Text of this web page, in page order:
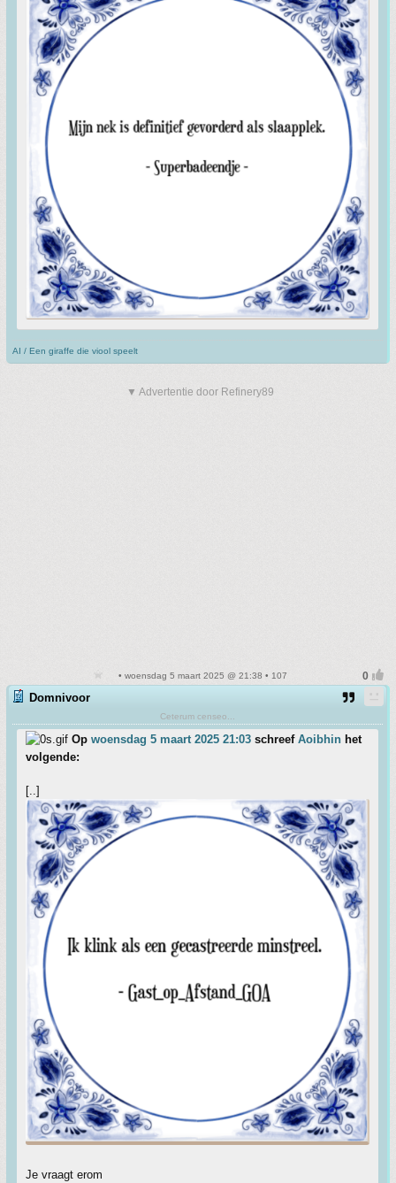
AI / Een giraffe die viool speelt
▼ Advertentie door Refinery89
• woensdag 5 maart 2025 @ 21:38 • 107
Domnivoor
Ceterum censeo...
Op woensdag 5 maart 2025 21:03 schreef Aoibhin het
volgende:
[..]
Je vraagt erom